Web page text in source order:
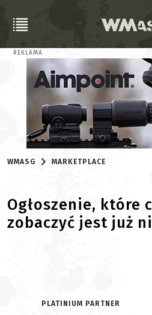
REKLAMA
WMASG MARKETPLACE
Ogłoszenie, które
zobaczyć jest już
PLATINIUM PARTNER